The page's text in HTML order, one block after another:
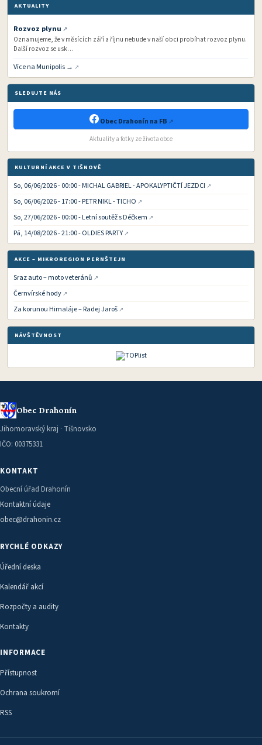
AKTUALITY
Rozvoz plynu
Oznamujeme, že v měsících září a říjnu nebude v naší obci probíhat rozvoz plynu.
Další rozvoz se usk…
Více na Munipolis →
SLEDUJTE NÁS
Obec Drahonín na FB
Aktuality a fotky ze života obce
KULTURNÍ AKCE V TIŠNOVĚ
So, 06/06/2026 - 00:00 - MICHAL GABRIEL - APOKALYPTIČTÍ JEZDCI
So, 06/06/2026 - 17:00 - PETR NIKL - TICHO
So, 27/06/2026 - 00:00 - Letní soutěž s Déčkem
Pá, 14/08/2026 - 21:00 - OLDIES PARTY
AKCE – MIKROREGION PERNŠTEJN
Sraz auto – moto veteránů
Černvírské hody
Za korunou Himaláje – Radej Jaroš
NÁVŠTĚVNOST
Obec Drahonín
Jihomoravský kraj · Tišnovsko
IČO: 00375331
KONTAKT
Obecní úřad Drahonín
Kontaktní údaje
obec@drahonin.cz
RYCHLÉ ODKAZY
Úřední deska
Kalendář akcí
Rozpočty a audity
Kontakty
INFORMACE
Přístupnost
Ochrana soukromí
RSS